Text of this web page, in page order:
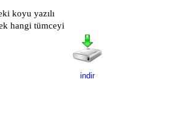
indir
koyu yazılı
hangi tümceyi